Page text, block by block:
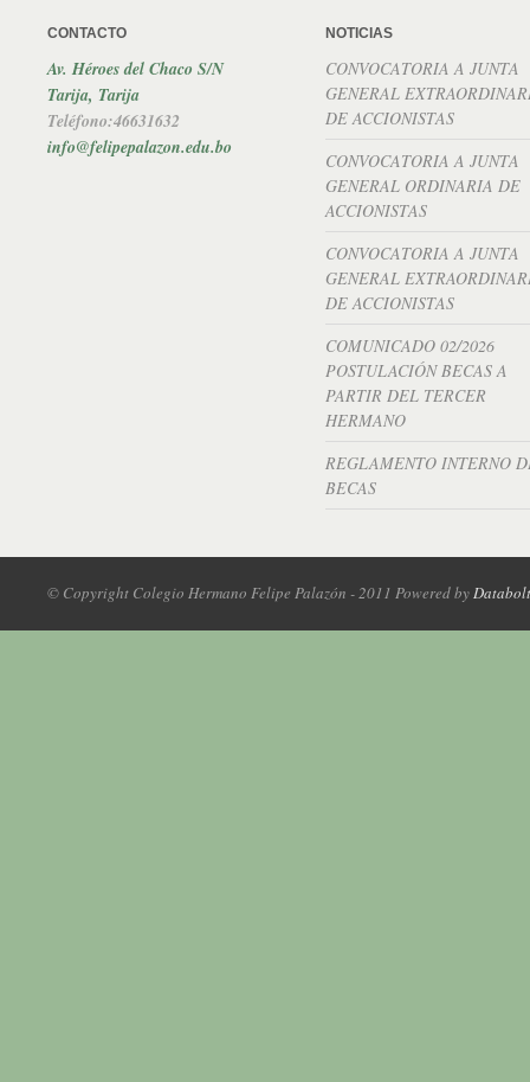
CONTACTO
Av. Héroes del Chaco S/N
Tarija, Tarija
Teléfono:46631632
info@felipepalazon.edu.bo
NOTICIAS
CONVOCATORIA A JUNTA
GENERAL
DE ACCIONISTAS
CONVOCATORIA A JUNTA
GENERAL ORDINARIA DE
ACCIONISTAS
CONVOCATORIA A JUNTA
GENERAL
DE ACCIONISTAS
COMUNICADO 02/2026
POSTULACIÓN BECAS A
PARTIR DEL TERCER
HERMANO
REGLAMENTO INTERNO
BECAS
© Copyright Colegio Hermano Felipe Palazón - 2011 Powered byDatabolt